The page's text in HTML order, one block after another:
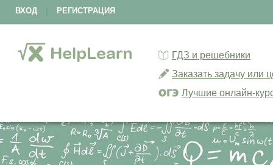
ВХОД РЕГИСТРАЦИЯ
ГДЗ и решебники
Заказать задачу или
Лучшие онлайн-